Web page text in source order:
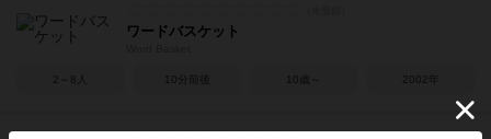
ワードバスケット
2～8人 10分前後 10歳～ 2002年